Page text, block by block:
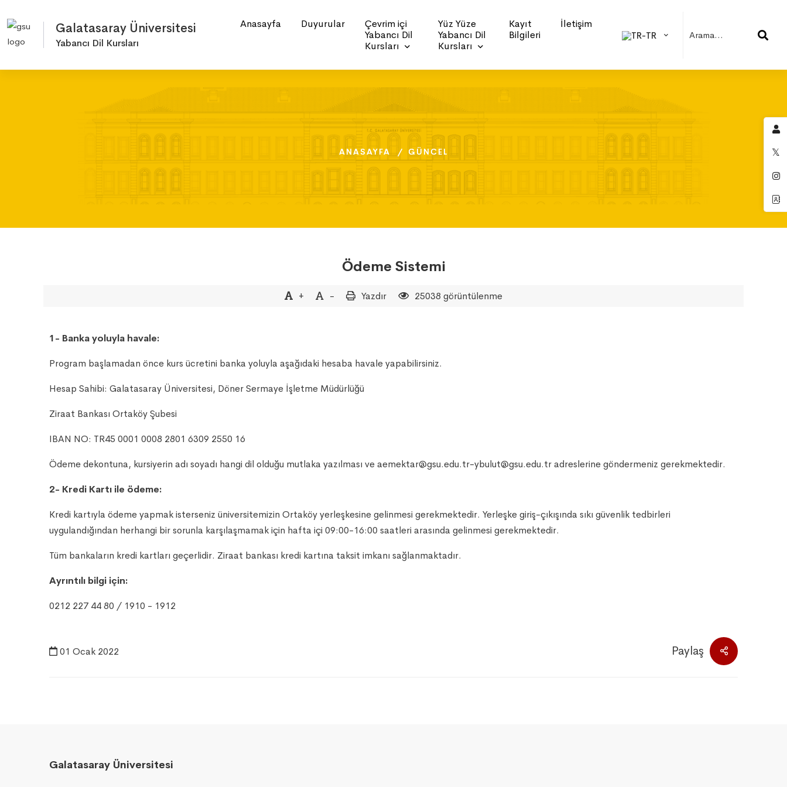
Galatasaray Üniversitesi
Yabancı Dil Kursları
Anasayfa Duyurular
Çevrim içi
Yabancı Dil
Kursları
Yüz Yüze
Yabancı Dil
Kursları
Kayıt
Bilgileri
İletişim
ANASAYFA GÜNCEL
ANASAYFA GÜNCEL
ANASAYFA GÜNCEL
Ödeme Sistemi
+ - Yazdır 25038 görüntülenme
1- Banka yoluyla havale:
Program başlamadan önce kurs ücretini banka yoluyla aşağıdaki hesaba havale yapabilirsiniz.
Hesap Sahibi: Galatasaray Üniversitesi, Döner Sermaye İşletme Müdürlüğü
Ziraat Bankası Ortaköy Şubesi
IBAN NO: TR45 0001 0008 2801 6309 2550 16
Ödeme dekontuna, kursiyerin adı soyadı hangi dil olduğu mutlaka yazılması ve aemektar@gsu.edu.tr-ybulut@gsu.edu.tr adreslerine göndermeniz gerekmektedir.
2- Kredi Kartı ile ödeme:
Kredi kartıyla ödeme yapmak isterseniz üniversitemizin Ortaköy yerleşkesine gelinmesi gerekmektedir. Yerleşke giriş-çıkışında sıkı güvenlik tedbirleri
uygulandığından herhangi bir sorunla karşılaşmamak için hafta içi 09:00-16:00 saatleri arasında gelinmesi gerekmektedir.
Tüm bankaların kredi kartları geçerlidir. Ziraat bankası kredi kartına taksit imkanı sağlanmaktadır.
Ayrıntılı bilgi için:
0212 227 44 80 / 1910 - 1912
01 Ocak 2022 Paylaş
Galatasaray Üniversitesi